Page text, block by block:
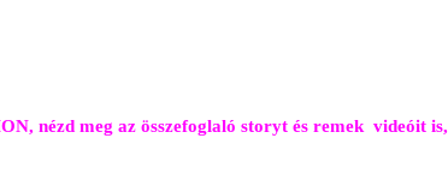
nézd meg az összefoglaló storyt és remek videóit is,